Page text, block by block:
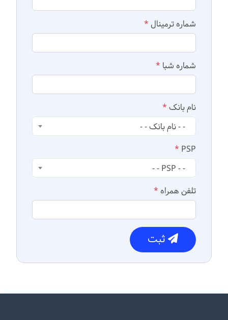
شماره ترمینال *
شماره شبا *
نام بانک*
- - نام بانک - -
PSP
*
- - PSP - -
تلفن همراه*
ثبت